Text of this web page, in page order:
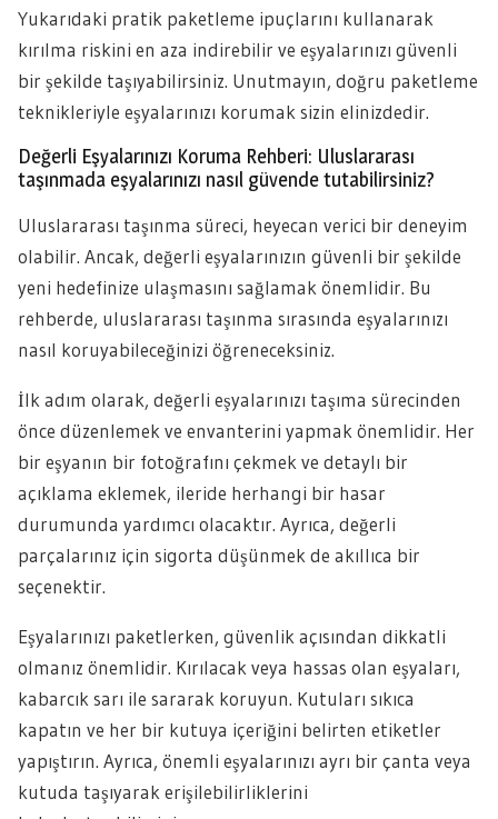
Yukarıdaki pratik paketleme ipuçlarını kullanarak
kırılma riskini en aza indirebilir ve eşyalarınızı güvenli
bir şekilde taşıyabilirsiniz. Unutmayın, doğru paketleme
teknikleriyle eşyalarınızı korumak sizin elinizdedir.
Değerli Eşyalarınızı Koruma Rehberi: Uluslararası
taşınmada eşyalarınızı nasıl güvende tutabilirsiniz?
Uluslararası taşınma süreci, heyecan verici bir deneyim
olabilir. Ancak, değerli eşyalarınızın güvenli bir şekilde
yeni hedefinize ulaşmasını sağlamak önemlidir. Bu
rehberde, uluslararası taşınma sırasında eşyalarınızı
nasıl koruyabileceğinizi öğreneceksiniz.
İlk adım olarak, değerli eşyalarınızı taşıma sürecinden
önce düzenlemek ve envanterini yapmak önemlidir. Her
bir eşyanın bir fotoğrafını çekmek ve detaylı bir
açıklama eklemek, ileride herhangi bir hasar
durumunda yardımcı olacaktır. Ayrıca, değerli
parçalarınız için sigorta düşünmek de akıllıca bir
seçenektir.
Eşyalarınızı paketlerken, güvenlik açısından dikkatli
olmanız önemlidir. Kırılacak veya hassas olan eşyaları,
kabarcık sarı ile sararak koruyun. Kutuları sıkıca
kapatın ve her bir kutuya içeriğini belirten etiketler
yapıştırın. Ayrıca, önemli eşyalarınızı ayrı bir çanta veya
kutuda taşıyarak erişilebilirliklerini